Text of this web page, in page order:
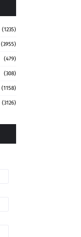
(1235)
(3955)
(479)
(308)
(1158)
(3126)